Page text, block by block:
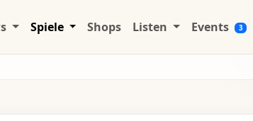
Spiele Shops Listen Events 3